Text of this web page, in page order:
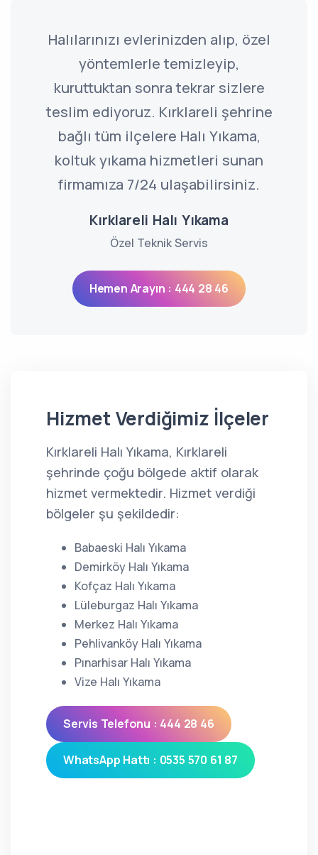
Halılarınızı evlerinizden alıp, özel
yöntemlerle temizleyip,
kuruttuktan sonra tekrar sizlere
teslim ediyoruz. Kırklareli şehrine
bağlı tüm ilçelere Halı Yıkama,
koltuk yıkama hizmetleri sunan
firmamıza 7/24 ulaşabilirsiniz.
Kırklareli Halı Yıkama
Özel Teknik Servis
Hemen Arayın : 444 28 46
Hizmet Verdiğimiz İlçeler
Kırklareli Halı Yıkama, Kırklareli
şehrinde çoğu bölgede aktif olarak
hizmet vermektedir. Hizmet verdiği
bölgeler şu şekildedir:
Babaeski Halı Yıkama
Demirköy Halı Yıkama
Kofçaz Halı Yıkama
Lüleburgaz Halı Yıkama
Merkez Halı Yıkama
Pehlivanköy Halı Yıkama
Pınarhisar Halı Yıkama
Vize Halı Yıkama
Servis Telefonu : 444 28 46
WhatsApp Hattı : 0535 570 61 87